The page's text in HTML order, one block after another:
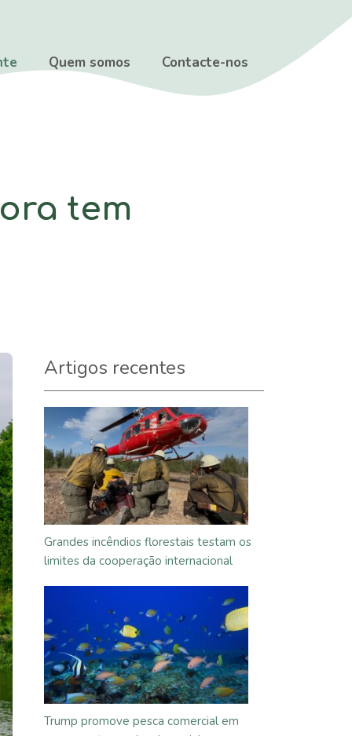
Quem somos Contacte-nos
tem
Artigos recentes
Grandes incêndios florestais testam os
limites da cooperação internacional
Trump promove pesca comercial em